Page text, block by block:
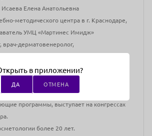
Исаева Елена Анатольевна
методического центра в г. Краснодаре,
УМЦ «Мартинес Имидж»
врач-дерматовенеролог,
по терапии, физиотерапии и
научно-практические конференции и
программы, выступает на конгрессах
более 20 лет.
в приложении?
ДА ОТМЕНА